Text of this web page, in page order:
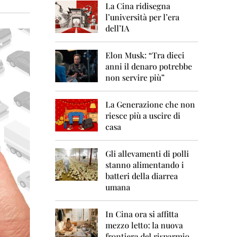
2
0
7
0
0
La Cina ridisegna
l’università per l’era
dell’IA
Elon Musk: “Tra dieci
anni il denaro potrebbe
non servire più”
La Generazione che non
riesce più a uscire di
casa
Gli allevamenti di polli
stanno alimentando i
batteri della diarrea
umana
In Cina ora si affitta
mezzo letto: la nuova